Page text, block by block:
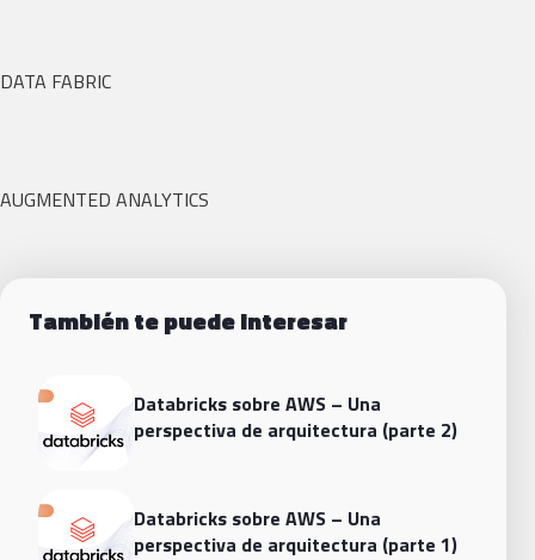
DATA FABRIC
AUGMENTED ANALYTICS
También te puede interesar
Databricks sobre AWS – Una
perspectiva de arquitectura (parte 2)
Databricks sobre AWS – Una
perspectiva de arquitectura (parte 1)